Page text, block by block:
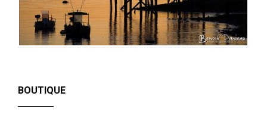
BOUTIQUE